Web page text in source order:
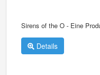
Sirens of the O - Eine
Details